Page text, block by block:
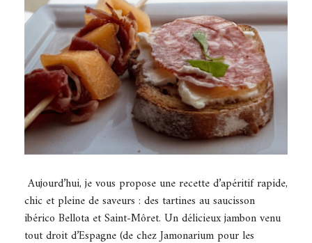
Aujourd’hui, je vous propose une recette d’apéritif rapide,
chic et pleine de saveurs : des tartines au saucisson
ibérico Bellota et Saint-Môret. Un délicieux jambon venu
tout droit d’Espagne (de chez Jamonarium pour les